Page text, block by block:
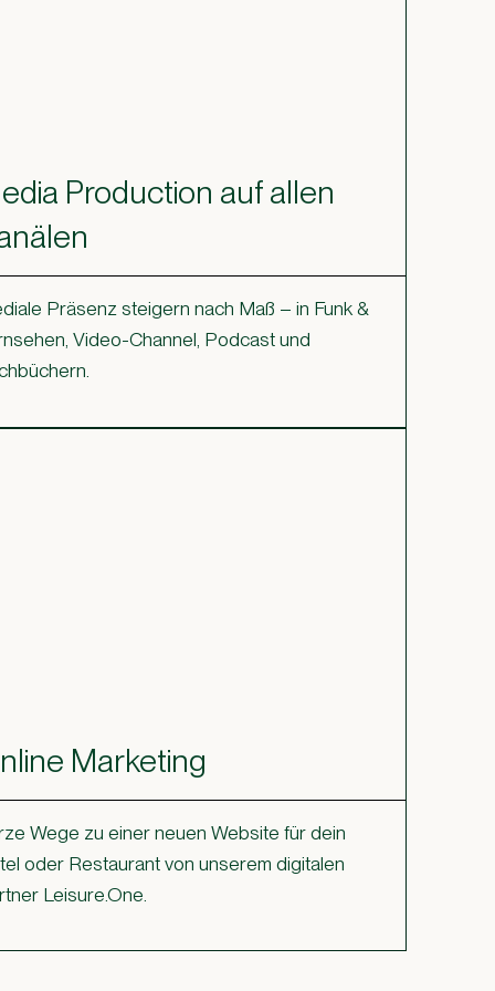
Production auf allen
Präsenz steigern nach Maß – in Funk &
Video-Channel, Podcast und
Marketing
Wege zu einer neuen Website für dein
oder Restaurant von unserem digitalen
Leisure.One.